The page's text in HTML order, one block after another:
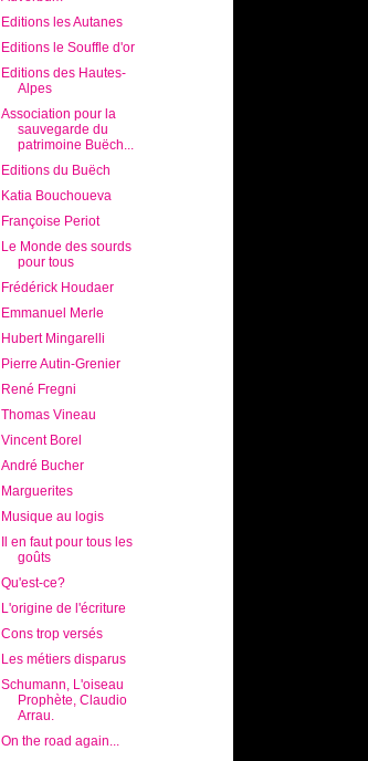
Editions les Autanes
Editions le Souffle d'or
Editions des Hautes-
Alpes
Association pour la
sauvegarde du
patrimoine Buëch...
Editions du Buëch
Katia Bouchoueva
Françoise Periot
Le Monde des sourds
pour tous
Frédérick Houdaer
Emmanuel Merle
Hubert Mingarelli
Pierre Autin-Grenier
René Fregni
Thomas Vineau
Vincent Borel
André Bucher
Marguerites
Musique au logis
Il en faut pour tous les
goûts
Qu'est-ce?
L'origine de l'écriture
Cons trop versés
Les métiers disparus
Schumann, L'oiseau
Prophète, Claudio
Arrau.
On the road again...